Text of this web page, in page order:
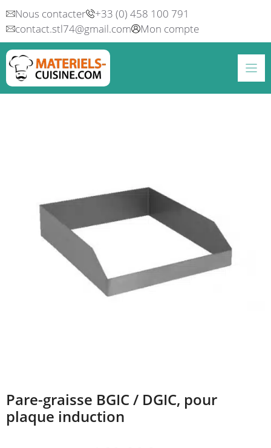
Aller
au
contenu
Nous contacter
+33 (0) 458 100 791
contact.stl74@gmail.com
Mon compte
Pare-graisse BGIC / DGIC, pour
plaque induction